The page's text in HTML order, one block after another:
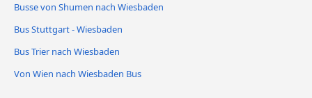
Busse von Shumen nach Wiesbaden
Bus Stuttgart - Wiesbaden
Bus Trier nach Wiesbaden
Von Wien nach Wiesbaden Bus